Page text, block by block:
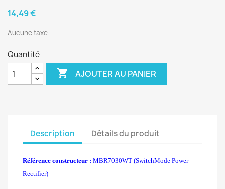
14,49 €
Aucune taxe
Quantité
 AJOUTER AU PANIER
Description Détails du produit
Référence constructeur : MBR7030WT (SwitchMode Power
Rectifier)